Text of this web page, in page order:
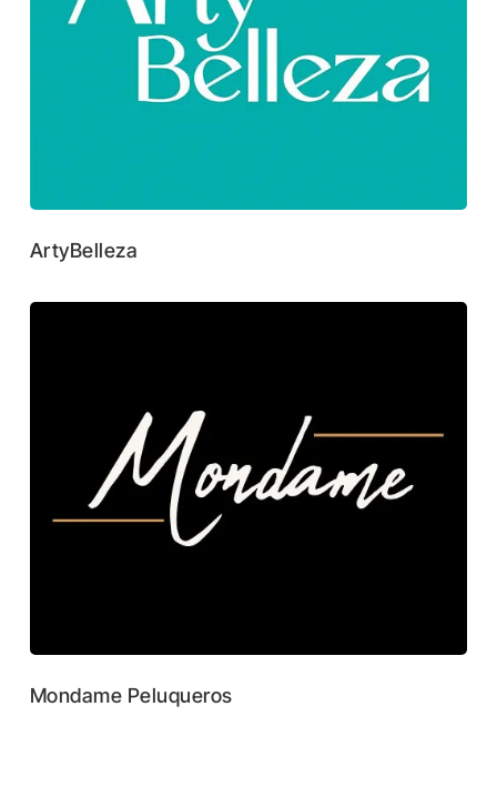
ArtyBelleza
Mondame Peluqueros